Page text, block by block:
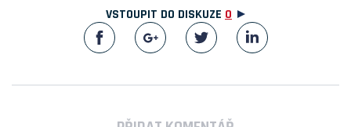
VSTOUPIT DO DISKUZE 0